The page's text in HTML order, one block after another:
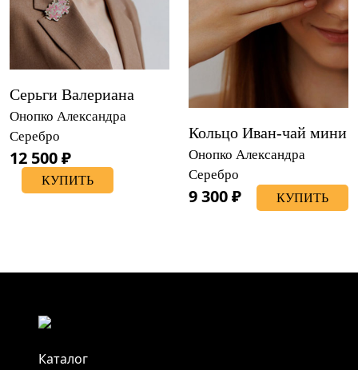
Серьги Валериана
Онопко Александра
Серебро
12 500 ₽
КУПИТЬ
Кольцо Иван-чай мини
Онопко Александра
Серебро
9 300 ₽ КУПИТЬ
Каталог